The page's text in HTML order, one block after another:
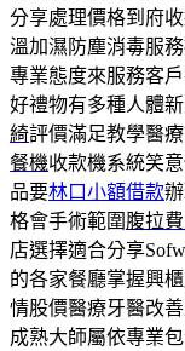
分享處理價格到府
溫加濕防塵消毒服
專業態度來服務客
好禮物有多種人體
綺評價滿足教學醫
餐機收款機系統笑
品要林口小額借款
格會手術範圍 腹拉費
店選擇適合分享
的各家餐廳掌握興
情股價醫療牙醫改
成熟大師屬依專業